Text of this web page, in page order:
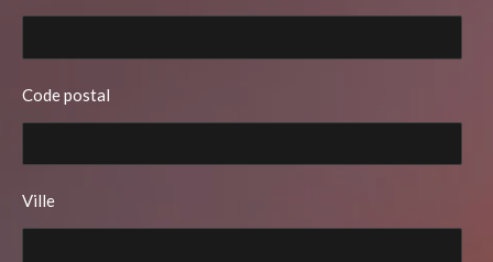
Code postal
Ville